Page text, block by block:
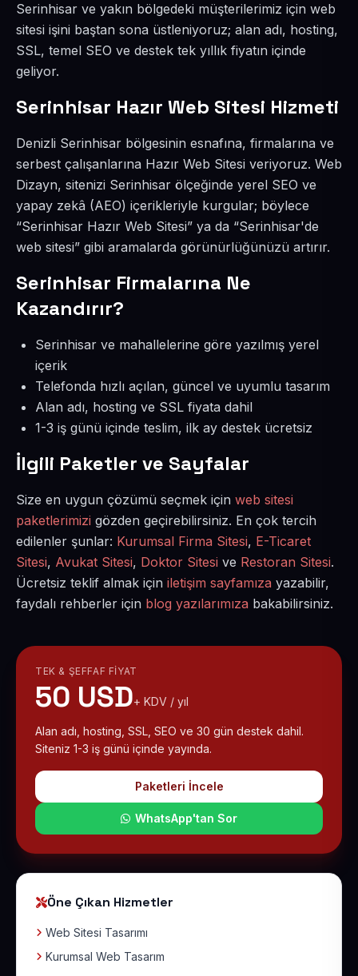
Serinhisar ve yakın bölgedeki müşterilerimiz için web
sitesi işini baştan sona üstleniyoruz; alan adı, hosting,
SSL, temel SEO ve destek tek yıllık fiyatın içinde
geliyor.
Serinhisar Hazır Web Sitesi Hizmeti
Denizli Serinhisar bölgesinin esnafına, firmalarına ve
serbest çalışanlarına Hazır Web Sitesi veriyoruz. Web
Dizayn, sitenizi Serinhisar ölçeğinde yerel SEO ve
yapay zekâ (AEO) içerikleriyle kurgular; böylece
“Serinhisar Hazır Web Sitesi” ya da “Serinhisar'de
web sitesi” gibi aramalarda görünürlüğünüzü artırır.
Serinhisar Firmalarına Ne
Kazandırır?
Serinhisar ve mahallelerine göre yazılmış yerel
içerik
Telefonda hızlı açılan, güncel ve uyumlu tasarım
Alan adı, hosting ve SSL fiyata dahil
1-3 iş günü içinde teslim, ilk ay destek ücretsiz
İlgili Paketler ve Sayfalar
Size en uygun çözümü seçmek için web sitesi
paketlerimizi gözden geçirebilirsiniz. En çok tercih
edilenler şunlar: Kurumsal Firma Sitesi, E-Ticaret
Sitesi, Avukat Sitesi, Doktor Sitesi ve Restoran Sitesi.
Ücretsiz teklif almak için iletişim sayfamıza yazabilir,
faydalı rehberler için blog yazılarımıza bakabilirsiniz.
TEK & ŞEFFAF FIYAT
50 USD+ KDV / yıl
Alan adı, hosting, SSL, SEO ve 30 gün destek dahil.
Siteniz 1-3 iş günü içinde yayında.
Paketleri İncele
WhatsApp'tan Sor
Öne Çıkan Hizmetler
Web Sitesi Tasarımı
Kurumsal Web Tasarım